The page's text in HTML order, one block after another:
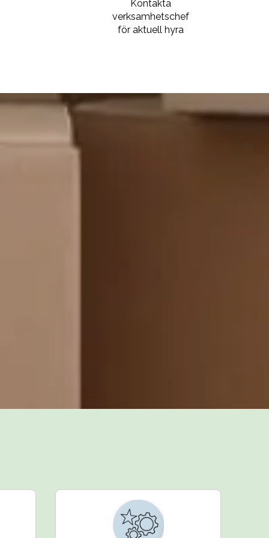
Kontakta
verksamhetschef
för aktuell hyra